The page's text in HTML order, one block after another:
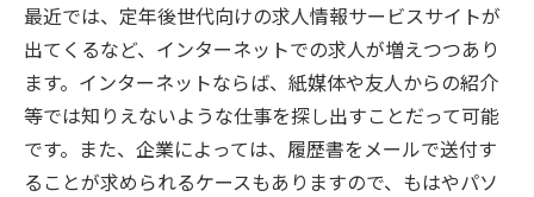
最近では、定年後世代向けの求人情報サービスサイトが
出てくるなど、インターネットでの求人が増えつつあり
ます。インターネットならば、紙媒体や友人からの紹介
等では知りえないような仕事を探し出すことだって可能
です。また、企業によっては、履歴書をメールで送付す
ることが求められるケースもありますので、もはやパソ